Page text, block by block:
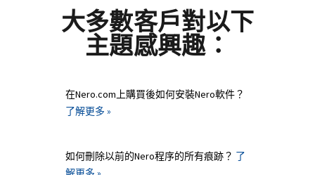
大多數客戶對以下
主題感興趣：
在Nero.com上購買後如何安裝Nero軟件？
了解更多 »
如何刪除以前的Nero程序的所有痕跡？ 了